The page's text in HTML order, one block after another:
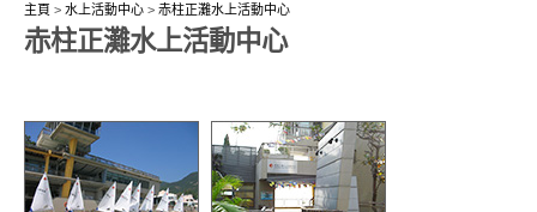
主頁 > 水上活動中心 > 赤柱正灘水上活動中心
赤柱正灘水上活動中心